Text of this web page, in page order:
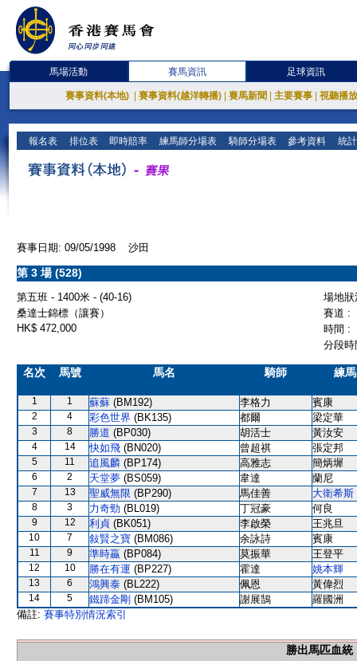
馬場活動 賽馬資訊 足球資訊
賽事資料(本地) 賽事資料(越洋轉播) 賽馬新聞 主要賽事 視聽播
報名表 排位表 即時賠率 練馬師分場表 騎師分場表 參考資料 統
賽事日期: 09/05/1998 沙田
第 3 場 (528)
第五班 - 1400米 - (40-16)
場地
桑達士錦標（讓賽）
賽道 :
HK$ 472,000
時間 :
分段
名次 馬號 馬名 騎師 練
1 1 蘇蘇 (BM192) 李格力 賓康
2 4 彩色世界 (BK135) 都爾 梁定華
3 8 勝道 (BP030) 胡活士 黃汝安
4 14 快如飛 (BN020) 曾超祺 張定邦
5 11 追風麟 (BP174) 高雅志 簡炳墀
6 2 天堂夢 (BS059) 韋達 蘭尼
7 13 聖威無限 (BP290) 馬佳善 大衛希斯
8 3 力奇勁 (BL019) 丁冠豪 何良
9 12 利貞 (BK051) 李啟榮 王兆旦
10 7 敍賢之寶 (BM086) 余詠詩 賓康
11 9 準時贏 (BP084) 莫振華 王登平
12 10 勝在有運 (BP227) 霍達 姚本輝
13 6 鴻興泰 (BL222) 佩恩 黃偉烈
14 5 鐵蹄金剛 (BM105) 謝展鵠
羅國洲
備註: 賽事特別情況索引
勝出馬匹血統